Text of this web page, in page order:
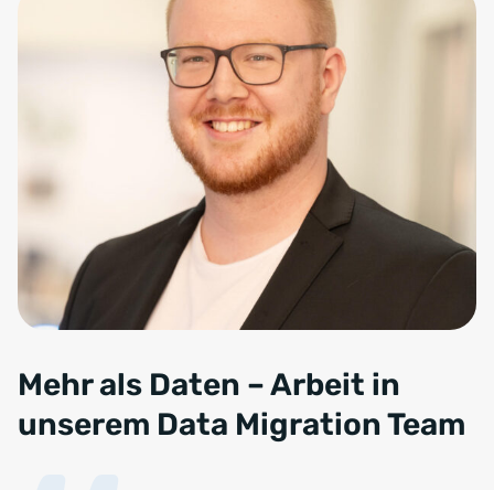
Mehr als Daten – Arbeit in
unserem Data Migration Team